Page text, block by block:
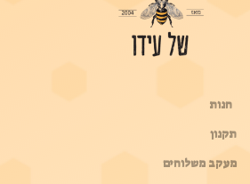
חנות
תקנון
מעקב משלוחים